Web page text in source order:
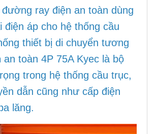
đường ray điện an toàn dùng
điện áp cho hệ thống cầu
thiết bị di chuyển tương
toàn 4P 75A Kyec là bộ
trong hệ thống cầu trục,
dẫn cũng như cấp điện
lăng.